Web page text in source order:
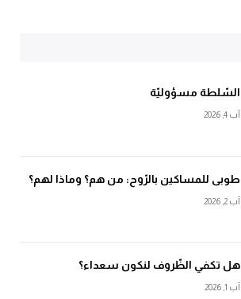
السّلطة مسؤوليّة
آب 4, 2026
طوبى للمساكين بالرّوح: من هم؟ وماذا لهم؟
آب 2, 2026
هل تكفي الظّروف لنكون سعداء؟
آب 1, 2026